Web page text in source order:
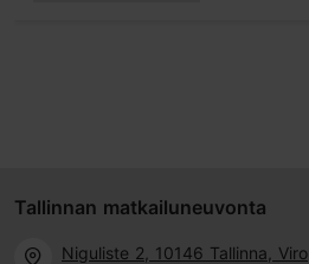
Tallinnan matkailuneuvonta
Niguliste 2, 10146 Tallinna, Viro